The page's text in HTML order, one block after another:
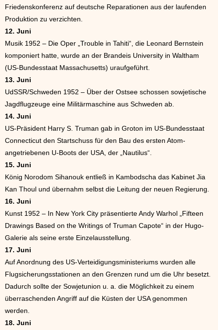
Friedenskonferenz auf deutsche Reparationen aus der laufenden
Produktion zu verzichten.
12. Juni
Musik 1952 – Die Oper „Trouble in Tahiti“, die Leonard Bernstein
komponiert hatte, wurde an der Brandeis University in Waltham
(US-Bundesstaat Massachusetts) uraufgeführt.
13. Juni
UdSSR/Schweden 1952 – Über der Ostsee schossen sowjetische
Jagdflugzeuge eine Militärmaschine aus Schweden ab.
14. Juni
US-Präsident Harry S. Truman gab in Groton im US-Bundesstaat
Connecticut den Startschuss für den Bau des ersten Atom-
angetriebenen U-Boots der USA, der „Nautilus“.
15. Juni
König Norodom Sihanouk entließ in Kambodscha das Kabinet Jia
Kan Thoul und übernahm selbst die Leitung der neuen Regierung.
16. Juni
Kunst 1952 – In New York City präsentierte Andy Warhol „Fifteen
Drawings Based on the Writings of Truman Capote“ in der Hugo-
Galerie als seine erste Einzelausstellung.
17. Juni
Auf Anordnung des US-Verteidigungsministeriums wurden alle
Flugsicherungsstationen an den Grenzen rund um die Uhr besetzt.
Dadurch sollte der Sowjetunion u. a. die Möglichkeit zu einem
überraschenden Angriff auf die Küsten der USA genommen
werden.
18. Juni